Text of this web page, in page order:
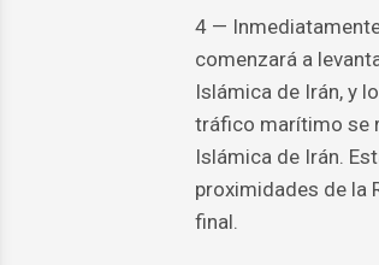
4 —
comenzará a
Islámica de Irán, y
tráfico marítimo se
Islámica de Irán.
proximidades de la
final.